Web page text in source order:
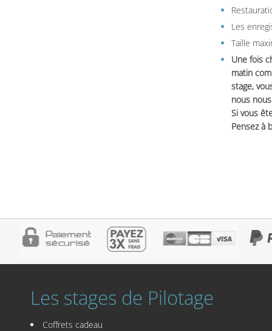
Les
Taille
Une fois
matin
stage,
nous
Si vous
Pensez à
Les stages de Pilotage
Coffrets cadeau